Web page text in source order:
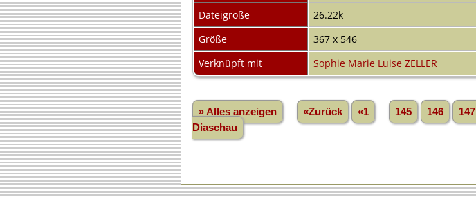
Dateigröße
26.22k
Größe
367 x 546
Verknüpft mit
Sophie Marie Luise ZELLER
» Alles anzeigen «Zurück «1 145 146 147
Diaschau